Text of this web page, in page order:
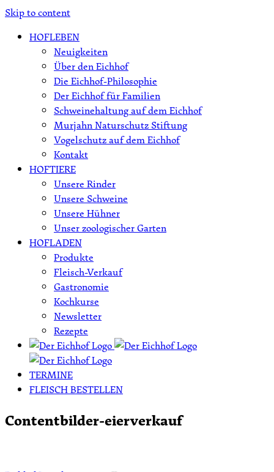
Skip to content
HOFLEBEN
Neuigkeiten
Über den Eichhof
Die Eichhof-Philosophie
Der Eichhof für Familien
Schweinehaltung auf dem Eichhof
Murjahn Naturschutz Stiftung
Vogelschutz auf dem Eichhof
Kontakt
HOFTIERE
Unsere Rinder
Unsere Schweine
Unsere Hühner
Unser zoologischer Garten
HOFLADEN
Produkte
Fleisch-Verkauf
Gastronomie
Kochkurse
Newsletter
Rezepte
TERMINE
FLEISCH BESTELLEN
Contentbilder-eierverkauf